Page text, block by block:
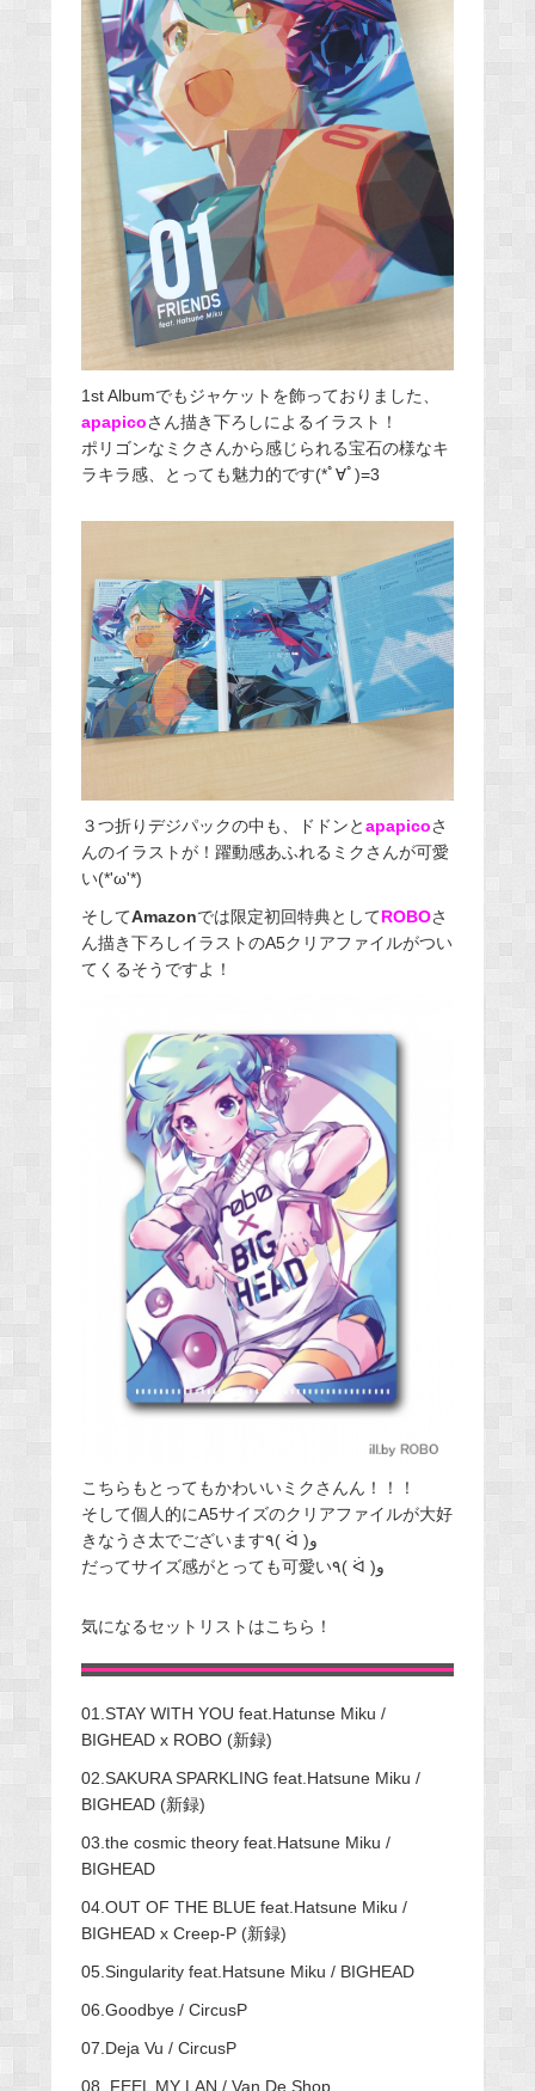
1st Albumでもジャケットを飾っておりました、
apapicoさん描き下ろしによるイラスト！
ポリゴンなミクさんから感じられる宝石の様なキ
ラキラ感、とっても魅力的です(*ﾟ∀ﾟ)=3
３つ折りデジパックの中も、ドドンとapapicoさ
んのイラストが！躍動感あふれるミクさんが可愛
い(*'ω'*)
そしてAmazonでは限定初回特典としてROBOさ
ん描き下ろしイラストのA5クリアファイルがつい
てくるそうですよ！
こちらもとってもかわいいミクさんん！！！
そして個人的にA5サイズのクリアファイルが大好
きなうさ太でございます٩( ᐛ )و
だってサイズ感がとっても可愛い٩( ᐛ )و
気になるセットリストはこちら！
01.STAY WITH YOU feat.Hatunse Miku /
BIGHEAD x ROBO (新録)
02.SAKURA SPARKLING feat.Hatsune Miku /
BIGHEAD (新録)
03.the cosmic theory feat.Hatsune Miku /
BIGHEAD
04.OUT OF THE BLUE feat.Hatsune Miku /
BIGHEAD x Creep-P (新録)
05.Singularity feat.Hatsune Miku / BIGHEAD
06.Goodbye / CircusP
07.Deja Vu / CircusP
08. FEEL MY LAN / Van De Shop